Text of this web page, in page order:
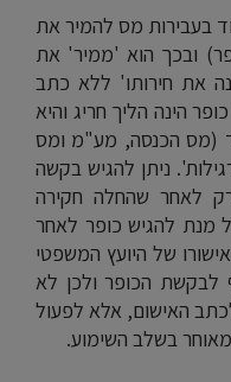
בעבירות מס להמיר את
ובכך הוא 'ממיר' את
את חירותו' ללא כתב
הינה הליך חריג והיא
(מס הכנסה, מע"מ ומס
ניתן להגיש בקשה
לאחר שהחלה חקירה
מנת להגיש כופר לאחר
של היועץ המשפטי
לבקשת הכופר ולכן לא
האישום, אלא לפעול
בשלב השימוע.